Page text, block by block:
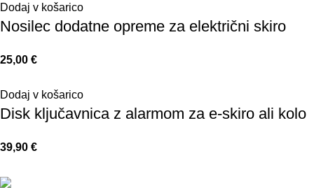
Dodaj v košarico
Nosilec dodatne opreme za električni skiro
25,00 €
Dodaj v košarico
Disk ključavnica z alarmom za e-skiro ali kolo
39,90 €